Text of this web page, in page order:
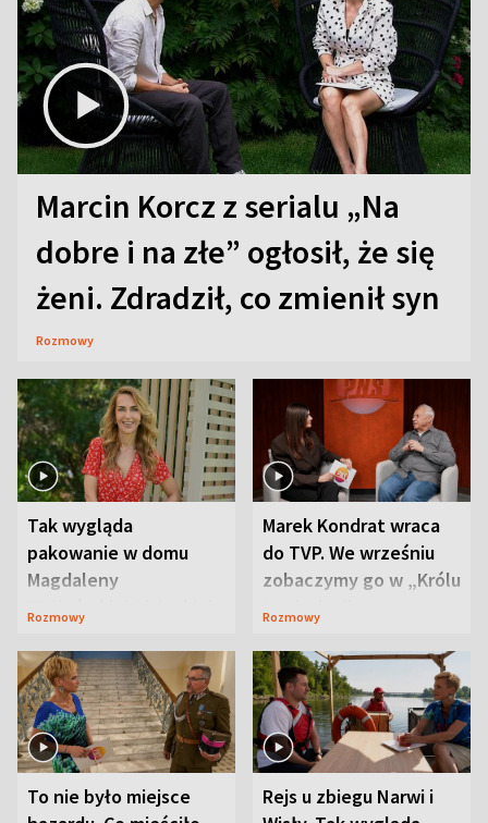
Marcin Korcz z serialu „Na
dobre i na złe” ogłosił, że się
żeni. Zdradził, co zmienił syn
Rozmowy
Tak wygląda
pakowanie w domu
Magdaleny
Waligórskiej-Lisieckiej.
Rozmowy
Marek Kondrat wraca
do TVP. We wrześniu
zobaczymy go w „Królu
Maciusiu I”
Rozmowy
To nie było miejsce
Rejs u zbiegu Narwi i